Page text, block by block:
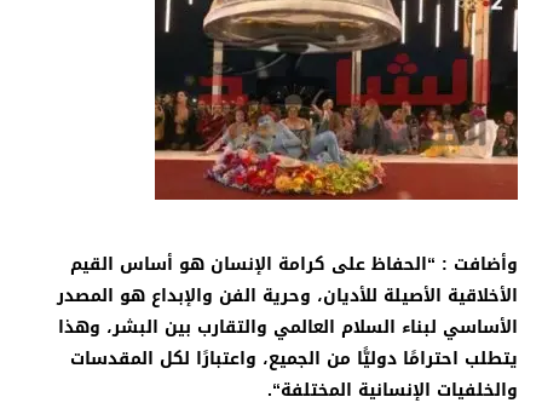
وأضافت : “الحفاظ على كرامة الإنسان هو أساس القيم
الأخلاقية الأصيلة للأديان، وحرية الفن والإبداع هو المصدر
الأساسي لبناء السلام العالمي والتقارب بين البشر، وهذا
يتطلب احترامًا دوليًّا من الجميع، واعتبارًا لكل المقدسات
والخلفيات الإنسانية المختلفة“.